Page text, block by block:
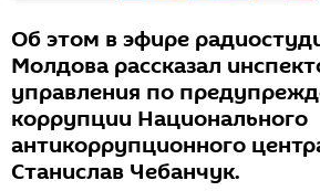
Об этом в эфире
Молдова рассказал
управления по
коррупции Национального
антикоррупционного
Станислав Чебанчук.